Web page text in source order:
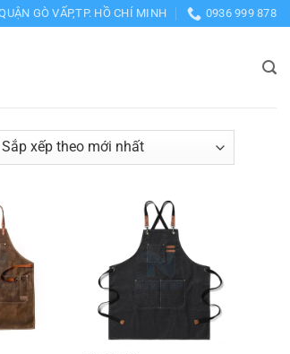
GÒ VẤP,TP. HỒ CHÍ MINH 0936 999 878